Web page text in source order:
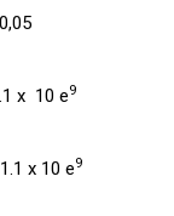
x 10 e9
x 10 e9